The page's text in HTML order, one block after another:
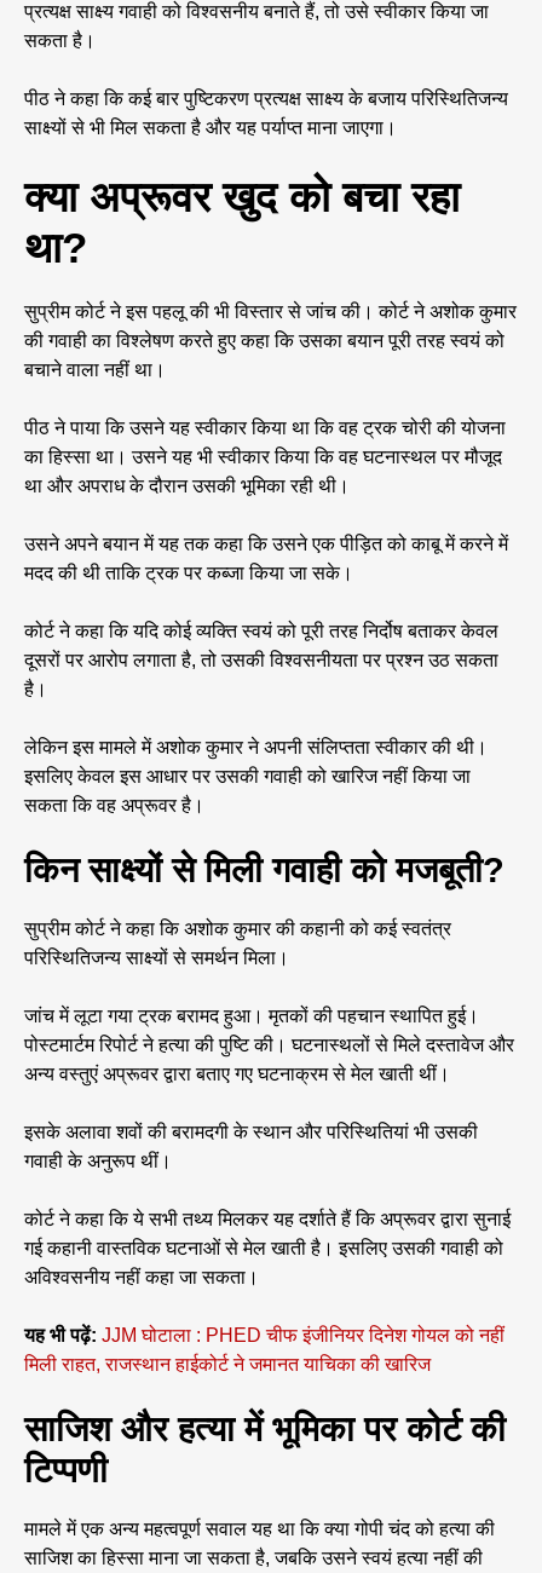
प्रत्यक्ष साक्ष्य गवाही को विश्वसनीय बनाते हैं, तो उसे स्वीकार किया जा
सकता है।
पीठ ने कहा कि कई बार पुष्टिकरण प्रत्यक्ष साक्ष्य के बजाय परिस्थितिजन्य
साक्ष्यों से भी मिल सकता है और यह पर्याप्त माना जाएगा।
क्या अप्रूवर खुद को बचा रहा
था?
सुप्रीम कोर्ट ने इस पहलू की भी विस्तार से जांच की। कोर्ट ने अशोक कुमार
की गवाही का विश्लेषण करते हुए कहा कि उसका बयान पूरी तरह स्वयं को
बचाने वाला नहीं था।
पीठ ने पाया कि उसने यह स्वीकार किया था कि वह ट्रक चोरी की योजना
का हिस्सा था। उसने यह भी स्वीकार किया कि वह घटनास्थल पर मौजूद
था और अपराध के दौरान उसकी भूमिका रही थी।
उसने अपने बयान में यह तक कहा कि उसने एक पीड़ित को काबू में करने में
मदद की थी ताकि ट्रक पर कब्जा किया जा सके।
कोर्ट ने कहा कि यदि कोई व्यक्ति स्वयं को पूरी तरह निर्दोष बताकर केवल
दूसरों पर आरोप लगाता है, तो उसकी विश्वसनीयता पर प्रश्न उठ सकता
है।
लेकिन इस मामले में अशोक कुमार ने अपनी संलिप्तता स्वीकार की थी।
इसलिए केवल इस आधार पर उसकी गवाही को खारिज नहीं किया जा
सकता कि वह अप्रूवर है।
किन साक्ष्यों से मिली गवाही को मजबूती?
सुप्रीम कोर्ट ने कहा कि अशोक कुमार की कहानी को कई स्वतंत्र
परिस्थितिजन्य साक्ष्यों से समर्थन मिला।
जांच में लूटा गया ट्रक बरामद हुआ। मृतकों की पहचान स्थापित हुई।
पोस्टमार्टम रिपोर्ट ने हत्या की पुष्टि की। घटनास्थलों से मिले दस्तावेज और
अन्य वस्तुएं अप्रूवर द्वारा बताए गए घटनाक्रम से मेल खाती थीं।
इसके अलावा शवों की बरामदगी के स्थान और परिस्थितियां भी उसकी
गवाही के अनुरूप थीं।
कोर्ट ने कहा कि ये सभी तथ्य मिलकर यह दर्शाते हैं कि अप्रूवर द्वारा सुनाई
गई कहानी वास्तविक घटनाओं से मेल खाती है। इसलिए उसकी गवाही को
अविश्वसनीय नहीं कहा जा सकता।
यह भी पढ़ें: JJM घोटाला : PHED चीफ इंजीनियर दिनेश गोयल को नहीं
मिली राहत, राजस्थान हाईकोर्ट ने जमानत याचिका की खारिज
साजिश और हत्या में भूमिका पर कोर्ट की
टिप्पणी
मामले में एक अन्य महत्वपूर्ण सवाल यह था कि क्या गोपी चंद को हत्या की
साजिश का हिस्सा माना जा सकता है, जबकि उसने स्वयं हत्या नहीं की